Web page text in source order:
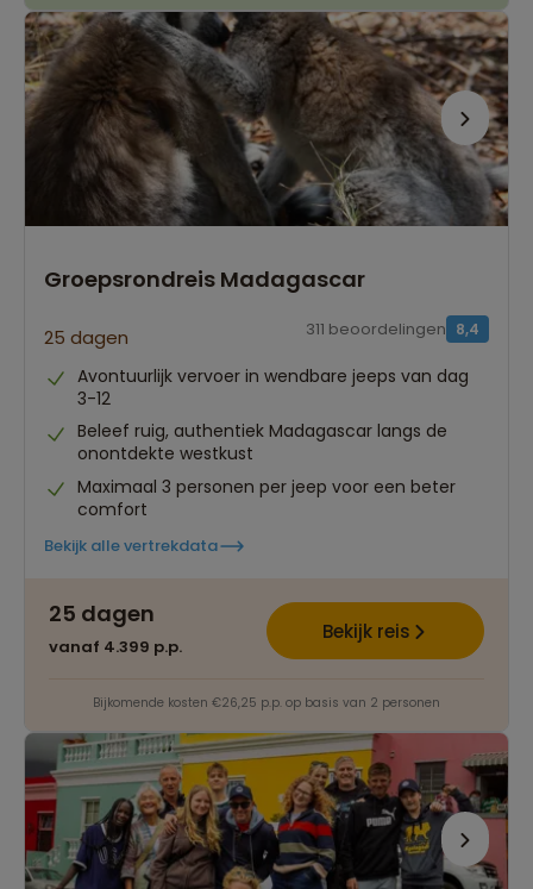
Groepsrondreis Madagascar
25 dagen 8,4
311 beoordelingen
Avontuurlijk vervoer in wendbare jeeps van dag
3-12
Beleef ruig, authentiek Madagascar langs de
onontdekte westkust
Maximaal 3 personen per jeep voor een beter
comfort
Bekijk alle vertrekdata
25 dagen
vanaf 4.399 p.p.
Bekijk reis
Bijkomende kosten €26,25 p.p. op basis van 2 personen